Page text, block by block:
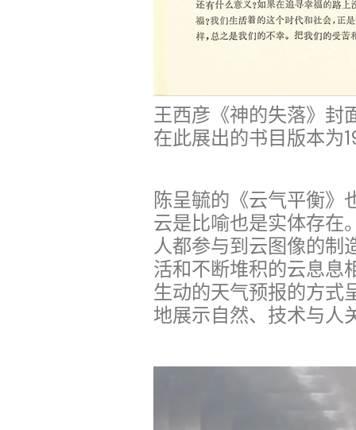
王西彦《神的失落》封
在此展出的书目版本为
陈呈毓的《云气平衡》
云是比喻也是实体存在
人都参与到云图像的制
活和不断堆积的云息息
生动的天气预报的方式
地展示自然、技术与人